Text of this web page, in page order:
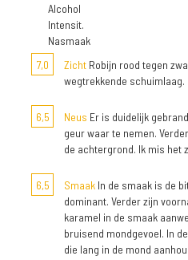
Alcohol
Intensit.
Nasmaak
7,0
Zicht Robijn rood tegen
wegtrekkende schuimlaag.
6,5 Neus Er is duidelijk
geur waar te nemen.
de achtergrond. Ik mis het
6,5 Smaak In de smaak is de
dominant. Verder zijn
karamel in de smaak
bruisend mondgevoel. In
die lang in de mond